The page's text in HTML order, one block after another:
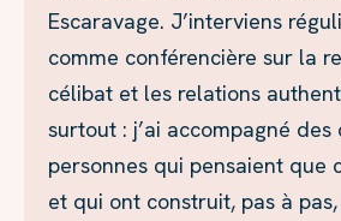
Escaravage. J’interviens
comme conférencière sur la
célibat et les relations
surtout : j’ai accompagné des
personnes qui pensaient que
et qui ont construit, pas à